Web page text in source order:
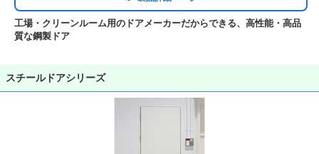
工場・クリーンルーム用のドアメーカーだからできる、高性能・高品
質な鋼製ドア
スチールドアシリーズ